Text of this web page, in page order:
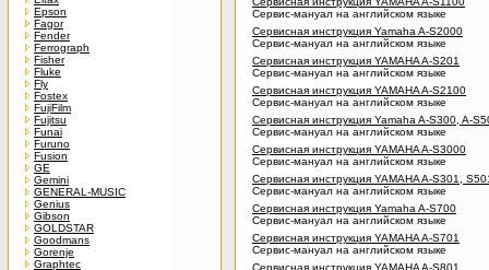
Epson
Fagor
Fender
Ferrograph
Fisher
Fluke
Fly
Fostex
FujiFilm
Fujitsu
Funai
Furuno
Fusion
GE
Gemini
GENERAL-MUSIC
Genius
Gibson
GOLDSTAR
Goodmans
Gorenje
Graphtec
Сервис-мануал на английском языке
Сервисная инструкция Yamaha A-S2000
Сервис-мануал на английском языке
Сервисная инструкция YAMAHA A-S201
Сервис-мануал на английском языке
Сервисная инструкция YAMAHA A-S2100
Сервис-мануал на английском языке
Сервисная инструкция Yamaha A-S300, A-
Сервис-мануал на английском языке
Сервисная инструкция YAMAHA A-S3000
Сервис-мануал на английском языке
Сервисная инструкция YAMAHA A-S301,
Сервис-мануал на английском языке
Сервисная инструкция Yamaha A-S700
Сервис-мануал на английском языке
Сервисная инструкция YAMAHA A-S701
Сервис-мануал на английском языке
Сервисная инструкция YAMAHA A-S801